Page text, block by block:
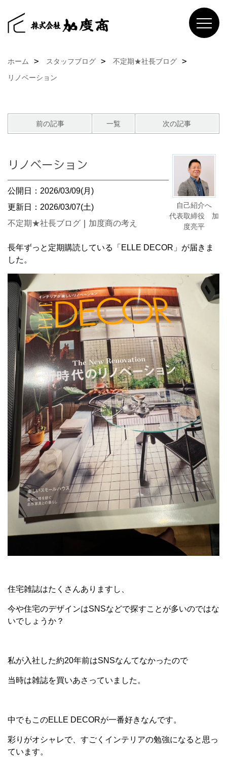
ホーム スタッフブログ
不定期★社長ブログ
リノベーション
前の記事 一覧 次の記事
自己紹介へ
代表取締役 加
度亮平
リノベーション
公開日：2026/03/09(月)
更新日：2026/03/07(土)
不定期★社長ブログ
加度商の考え
長年ずっと定期購読している「ELLE DECOR」が届きま
した。
住宅雑誌はたくさんありますし、
今や住宅のデザインはSNSなどで探すことが多いのではな
いでしょうか？
私が入社した約20年前はSNSなんてなかったので
当時は雑誌を買いあさっていました。
中でもこのELLE DECORが一番好きなんです。
彩りがオシャレで、すごくインテリアの勉強になると思っ
ています。